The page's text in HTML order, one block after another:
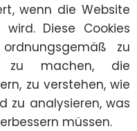
wenn die Website
Diese Cookies
zu
zu machen, die
zu verstehen, wie
zu analysieren, was
müssen.